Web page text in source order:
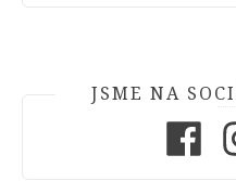
JSME NA